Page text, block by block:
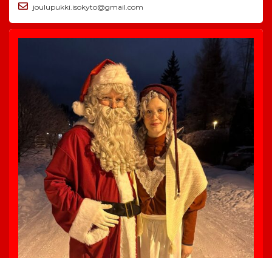
joulupukki.isokyto@gmail.com